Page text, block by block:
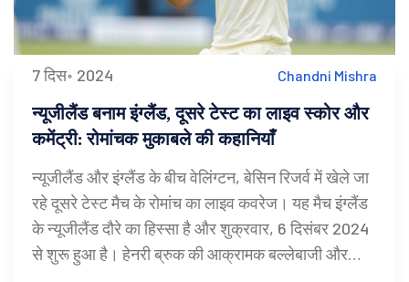
7 दिस॰ 2024 Chandni Mishra
न्यूजीलैंड बनाम इंग्लैंड, दूसरे टेस्ट का लाइव स्कोर और
कमेंट्री: रोमांचक मुकाबले की कहानियाँ
न्यूजीलैंड और इंग्लैंड के बीच वेलिंग्टन, बेसिन रिजर्व में खेले जा
रहे दूसरे टेस्ट मैच के रोमांच का लाइव कवरेज। यह मैच इंग्लैंड
के न्यूजीलैंड दौरे का हिस्सा है और शुक्रवार, 6 दिसंबर 2024
से शुरू हुआ है। हेनरी ब्रुक की आक्रामक बल्लेबाजी और